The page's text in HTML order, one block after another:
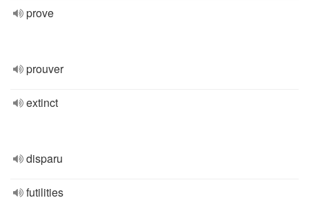
prove
prouver
extinct
disparu
futilities